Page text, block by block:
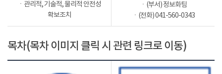
ㆍ관리적, 기술적, 물리적 안전성
확보조치
ㆍ(부서) 정보화팀
ㆍ(전화) 041-560-0343
목차(목차 이미지 클릭 시 관련 링크로 이동)